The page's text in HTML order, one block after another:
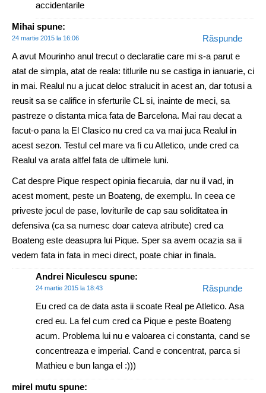
accidentarile
Mihai spune:
24 martie 2015 la 16:06
A avut Mourinho anul trecut o declaratie care mi s-a parut e
atat de simpla, atat de reala: titlurile nu se castiga in ianuarie, ci
in mai. Realul nu a jucat deloc stralucit in acest an, dar totusi a
reusit sa se califice in sferturile CL si, inainte de meci, sa
pastreze o distanta mica fata de Barcelona. Mai rau decat a
facut-o pana la El Clasico nu cred ca va mai juca Realul in
acest sezon. Testul cel mare va fi cu Atletico, unde cred ca
Realul va arata altfel fata de ultimele luni.
Cat despre Pique respect opinia fiecaruia, dar nu il vad, in
acest moment, peste un Boateng, de exemplu. In ceea ce
priveste jocul de pase, loviturile de cap sau soliditatea in
defensiva (ca sa numesc doar cateva atribute) cred ca
Boateng este deasupra lui Pique. Sper sa avem ocazia sa ii
vedem fata in fata in meci direct, poate chiar in finala.
Răspunde
Andrei Niculescu spune:
24 martie 2015 la 18:43
Eu cred ca de data asta ii scoate Real pe Atletico. Asa
cred eu. La fel cum cred ca Pique e peste Boateng
acum. Problema lui nu e valoarea ci constanta, cand se
concentreaza e imperial. Cand e concentrat, parca si
Mathieu e bun langa el :)))
Răspunde
mirel mutu spune: